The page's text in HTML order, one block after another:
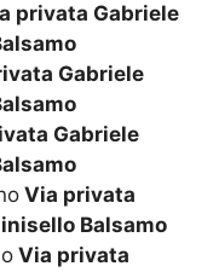
privata Gabriele
Gabriele
Gabriele
Via privata
Balsamo
Via privata